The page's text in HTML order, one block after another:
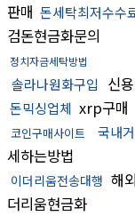
판매 돈세탁최저수수
검돈현금화문의
정치자금세탁방법
솔라나원화구입 신
돈믹싱업체 xrp구매
코인구매사이트 국내
세하는방법
이더리움전송대행 해
더리움현금화